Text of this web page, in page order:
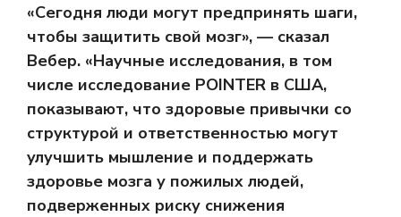
«Сегодня люди могут предпринять шаги,
чтобы защитить свой мозг», — сказал
Вебер. «Научные исследования, в том
числе исследование POINTER в США,
показывают, что здоровые привычки со
структурой и ответственностью могут
улучшить мышление и поддержать
здоровье мозга у пожилых людей,
подверженных риску снижения